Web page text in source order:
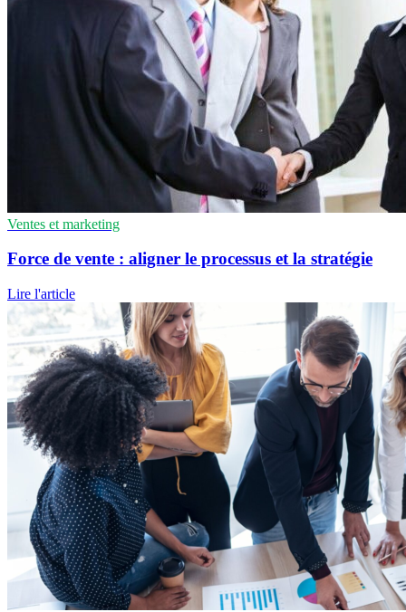
Ventes et marketing
Force de vente : aligner le processus et la stratégie
Lire l'article